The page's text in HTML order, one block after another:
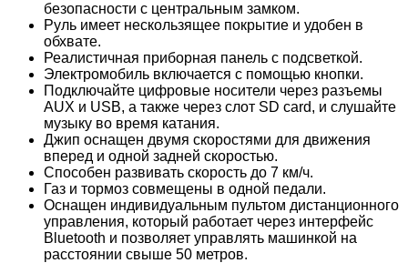
безопасности с центральным замком.
Руль имеет нескользящее покрытие и удобен в
обхвате.
Реалистичная приборная панель с подсветкой.
Электромобиль включается с помощью кнопки.
Подключайте цифровые носители через разъемы
AUX и USB, а также через слот SD card, и слушайте
музыку во время катания.
Джип оснащен двумя скоростями для движения
вперед и одной задней скоростью.
Способен развивать скорость до 7 км/ч.
Газ и тормоз совмещены в одной педали.
Оснащен индивидуальным пультом дистанционного
управления, который работает через интерфейс
Bluetooth и позволяет управлять машинкой на
расстоянии свыше 50 метров.